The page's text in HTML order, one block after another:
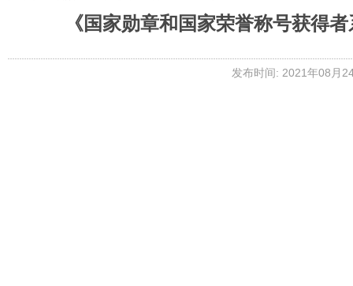
《国家勋章和国家荣誉称号获得
发布时间: 2021年08月